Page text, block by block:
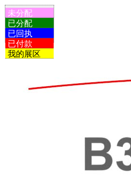
未分配
已分配
已回执
已付款
我的展区